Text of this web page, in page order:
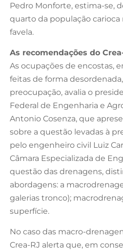
Pedro Monforte, estima-se,
quarto da população
favela.
As recomendações do
As ocupações de encostas,
feitas de forma
preocupação, avalia o
Federal de Engenharia e
Antonio Cosenza, que
sobre a questão levadas à
pelo engenheiro civil Luiz
Câmara Especializada de
questão das drenagens,
abordagens: a
galerias tronco);
superfície.
No caso das macro-
Crea-RJ alerta que, em